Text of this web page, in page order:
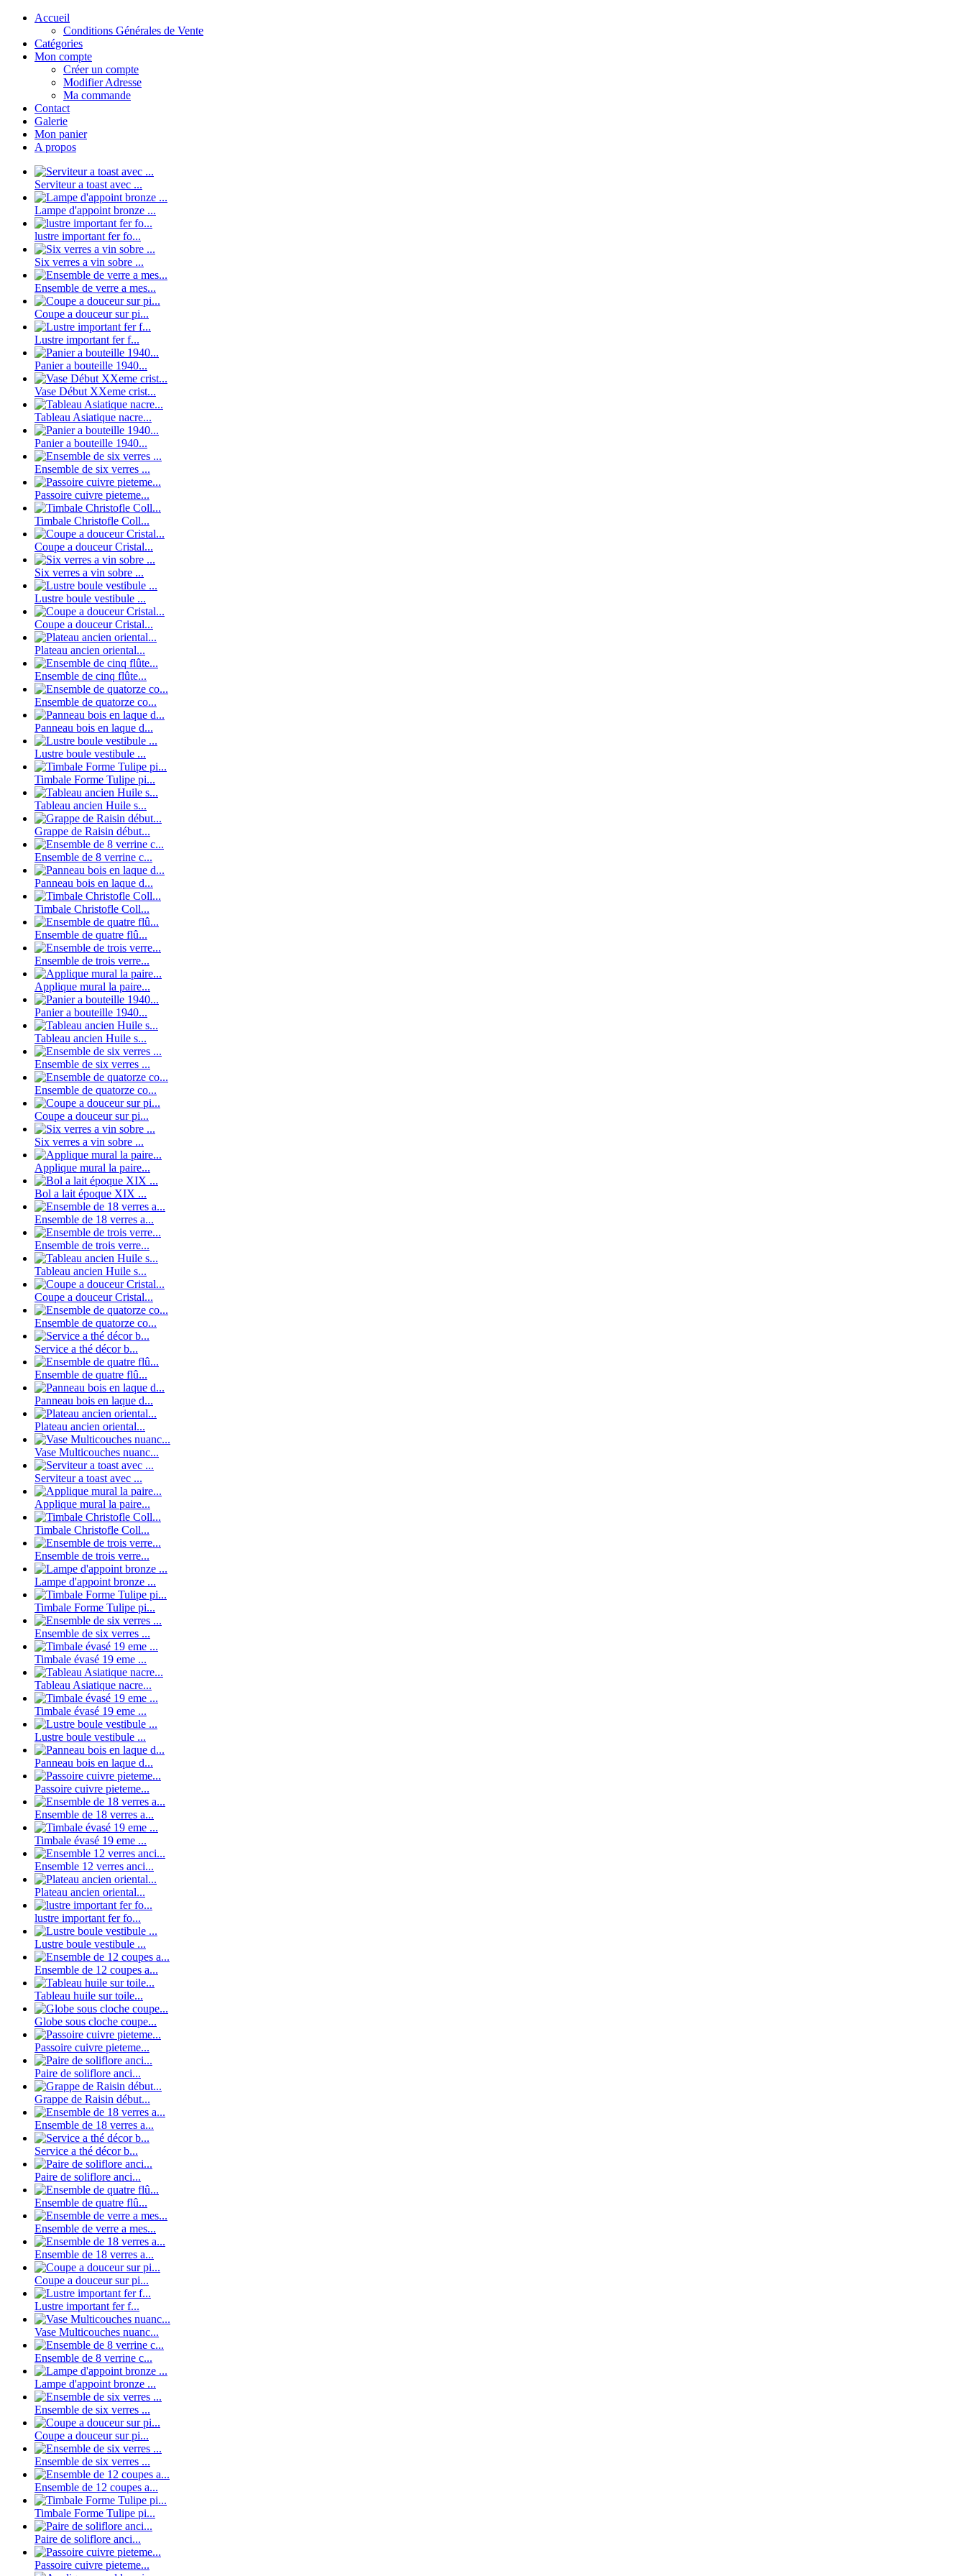
Accueil
Conditions Générales de Vente
Catégories
Mon compte
Créer un compte
Modifier Adresse
Ma commande
Contact
Galerie
Mon panier
A propos
Serviteur a toast avec ...
Lampe d'appoint bronze ...
lustre important fer fo...
Six verres a vin sobre ...
Ensemble de verre a mes...
Coupe a douceur sur pi...
Lustre important fer f...
Panier a bouteille 1940...
Vase Début XXeme crist...
Tableau Asiatique nacre...
Panier a bouteille 1940...
Ensemble de six verres ...
Passoire cuivre pieteme...
Timbale Christofle Coll...
Coupe a douceur Cristal...
Six verres a vin sobre ...
Lustre boule vestibule ...
Coupe a douceur Cristal...
Plateau ancien oriental...
Ensemble de cinq flûte...
Ensemble de quatorze co...
Panneau bois en laque d...
Lustre boule vestibule ...
Timbale Forme Tulipe pi...
Tableau ancien Huile s...
Grappe de Raisin début...
Ensemble de 8 verrine c...
Panneau bois en laque d...
Timbale Christofle Coll...
Ensemble de quatre flû...
Ensemble de trois verre...
Applique mural la paire...
Panier a bouteille 1940...
Tableau ancien Huile s...
Ensemble de six verres ...
Ensemble de quatorze co...
Coupe a douceur sur pi...
Six verres a vin sobre ...
Applique mural la paire...
Bol a lait époque XIX ...
Ensemble de 18 verres a...
Ensemble de trois verre...
Tableau ancien Huile s...
Coupe a douceur Cristal...
Ensemble de quatorze co...
Service a thé décor b...
Ensemble de quatre flû...
Panneau bois en laque d...
Plateau ancien oriental...
Vase Multicouches nuanc...
Serviteur a toast avec ...
Applique mural la paire...
Timbale Christofle Coll...
Ensemble de trois verre...
Lampe d'appoint bronze ...
Timbale Forme Tulipe pi...
Ensemble de six verres ...
Timbale évasé 19 eme ...
Tableau Asiatique nacre...
Timbale évasé 19 eme ...
Lustre boule vestibule ...
Panneau bois en laque d...
Passoire cuivre pieteme...
Ensemble de 18 verres a...
Timbale évasé 19 eme ...
Ensemble 12 verres anci...
Plateau ancien oriental...
lustre important fer fo...
Lustre boule vestibule ...
Ensemble de 12 coupes a...
Tableau huile sur toile...
Globe sous cloche coupe...
Passoire cuivre pieteme...
Paire de soliflore anci...
Grappe de Raisin début...
Ensemble de 18 verres a...
Service a thé décor b...
Paire de soliflore anci...
Ensemble de quatre flû...
Ensemble de verre a mes...
Ensemble de 18 verres a...
Coupe a douceur sur pi...
Lustre important fer f...
Vase Multicouches nuanc...
Ensemble de 8 verrine c...
Lampe d'appoint bronze ...
Ensemble de six verres ...
Coupe a douceur sur pi...
Ensemble de six verres ...
Ensemble de 12 coupes a...
Timbale Forme Tulipe pi...
Paire de soliflore anci...
Passoire cuivre pieteme...